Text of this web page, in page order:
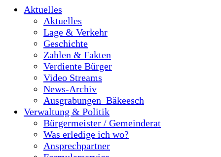
Aktuelles
Aktuelles
Lage & Verkehr
Geschichte
Zahlen & Fakten
Verdiente Bürger
Video Streams
News-Archiv
Ausgrabungen_Bäkeesch
Verwaltung & Politik
Bürgermeister / Gemeinderat
Was erledige ich wo?
Ansprechpartner